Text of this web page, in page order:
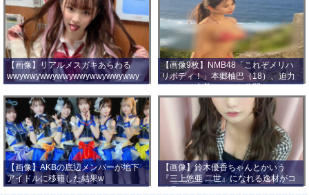
【画像】リアルメスガキあらわる
wwywwywwywwywwywwywwywwy
wwy
【画像9枚】NMB48「これぞメリハ
リボディ！」本郷柚巴（18）、迫力
バストの水着ショット公開！
【画像】AKBの底辺メンバーが地下
アイドルに移籍した結果w
【画像】鈴木優香ちゃんとかいう
『三上悠亜 二世』になれる逸材がコ
チラ